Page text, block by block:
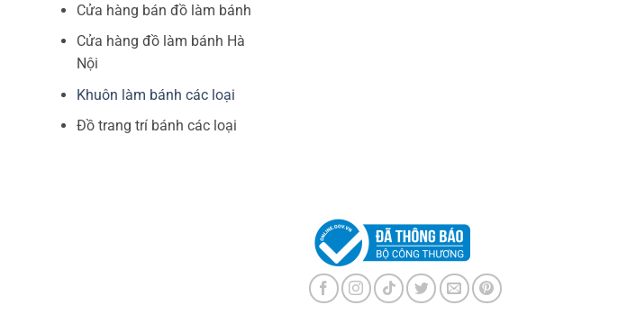
Cửa hàng bán đồ làm bánh
Cửa hàng đồ làm bánh Hà
Nội
Khuôn làm bánh các loại
Đồ trang trí bánh các loại